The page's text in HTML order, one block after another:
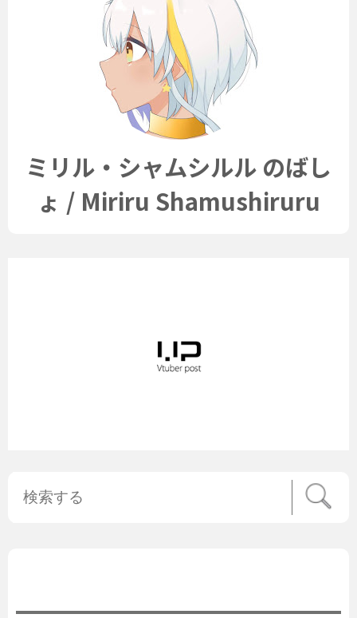
ミリル・シャムシルル のばし
ょ / Miriru Shamushiruru